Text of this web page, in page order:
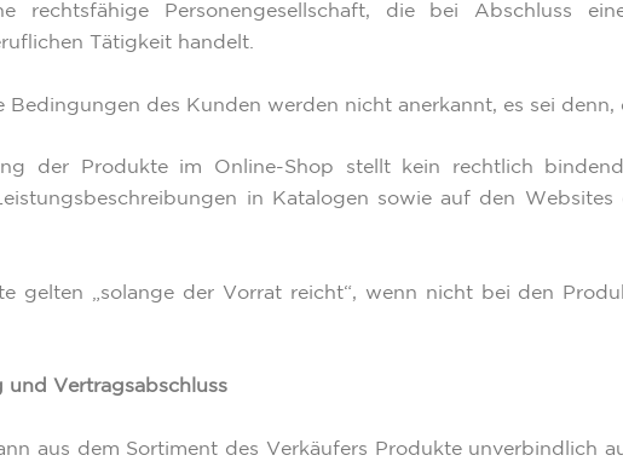
rechtsfähige Personengesellschaft, die bei Abschluss
Tätigkeit handelt.
Bedingungen des Kunden werden nicht anerkannt, es sei
der Produkte im Online-Shop stellt kein rechtlich
in Katalogen sowie auf den
gelten „solange der Vorrat reicht“, wenn nicht bei den
und Vertragsabschluss
aus dem Sortiment des Verkäufers Produkte unverbindlich